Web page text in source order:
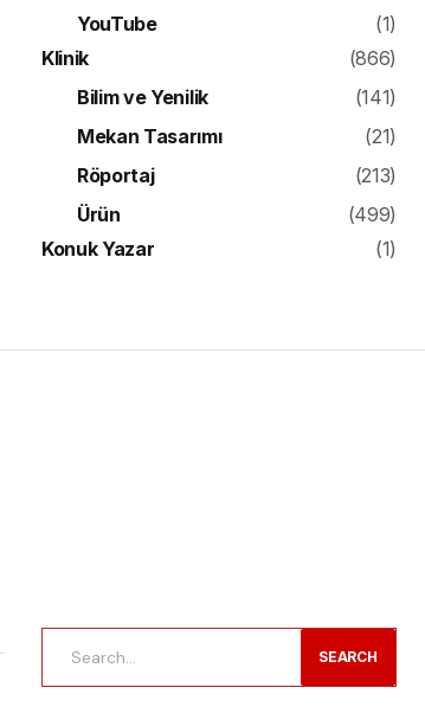
YouTube
(1)
Klinik
(866)
Bilim ve Yenilik
(141)
Mekan Tasarımı
(21)
Röportaj
(213)
Ürün
(499)
Konuk Yazar
(1)
SEARCH